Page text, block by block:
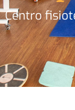
Centro